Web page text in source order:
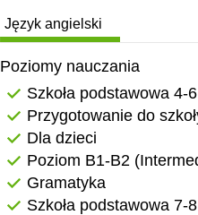
Język angielski
Poziomy nauczania
Szkoła podstawowa 4-
Przygotowanie do
Dla dzieci
Poziom B1-B2
Gramatyka
Szkoła podstawowa 7-
12:00
13:00
13:30
14:00
14:30